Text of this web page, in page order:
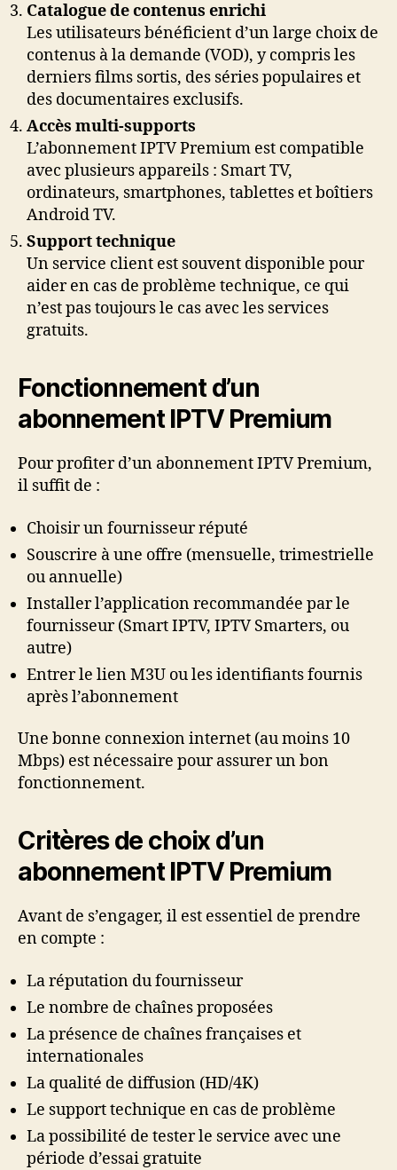
Catalogue de contenus enrichi
Les utilisateurs bénéficient d’un large choix de
contenus à la demande (VOD), y compris les
derniers films sortis, des séries populaires et
des documentaires exclusifs.
Accès multi-supports
L’abonnement IPTV Premium est compatible
avec plusieurs appareils : Smart TV,
ordinateurs, smartphones, tablettes et boîtiers
Android TV.
Support technique
Un service client est souvent disponible pour
aider en cas de problème technique, ce qui
n’est pas toujours le cas avec les services
gratuits.
Fonctionnement d’un
abonnement IPTV Premium
Pour profiter d’un abonnement IPTV Premium,
il suffit de :
Choisir un fournisseur réputé
Souscrire à une offre (mensuelle, trimestrielle
ou annuelle)
Installer l’application recommandée par le
fournisseur (Smart IPTV, IPTV Smarters, ou
autre)
Entrer le lien M3U ou les identifiants fournis
après l’abonnement
Une bonne connexion internet (au moins 10
Mbps) est nécessaire pour assurer un bon
fonctionnement.
Critères de choix d’un
abonnement IPTV Premium
Avant de s’engager, il est essentiel de prendre
en compte :
La réputation du fournisseur
Le nombre de chaînes proposées
La présence de chaînes françaises et
internationales
La qualité de diffusion (HD/4K)
Le support technique en cas de problème
La possibilité de tester le service avec une
période d’essai gratuite